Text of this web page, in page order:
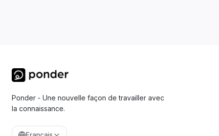
Ponder - Une nouvelle façon de travailler avec
la connaissance.